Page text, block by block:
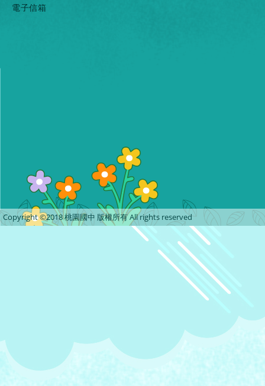
電子信箱
Copyright ©2018 桃園國中 版權所有 All rights reserved